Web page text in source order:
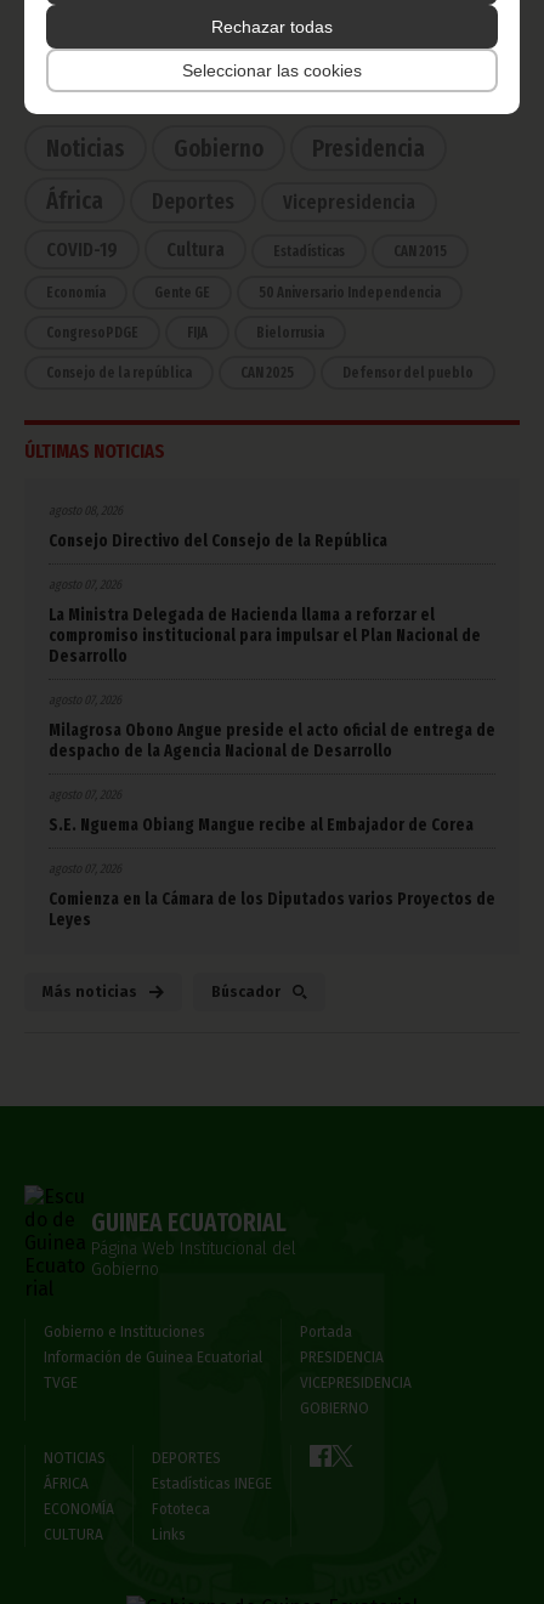
Rechazar todas
Seleccionar las cookies
CATEGORÍAS
Noticias Gobierno
Presidencia
África
Deportes Vicepresidencia
COVID-19 Cultura Estadísticas CAN 2015
Economía Gente GE 50 Aniversario Independencia
CongresoPDGE FIJA Bielorrusia
Consejo de la república CAN 2025 Defensor del pueblo
ÚLTIMAS NOTICIAS
agosto 08, 2026
Consejo Directivo del Consejo de la República
agosto 07, 2026
La Ministra Delegada de Hacienda llama a reforzar el
compromiso institucional para impulsar el Plan Nacional de
Desarrollo
agosto 07, 2026
Milagrosa Obono Angue preside el acto oficial de entrega de
despacho de la Agencia Nacional de Desarrollo
agosto 07, 2026
S.E. Nguema Obiang Mangue recibe al Embajador de Corea
agosto 07, 2026
Comienza en la Cámara de los Diputados varios Proyectos de
Leyes
Más noticias Búscador
GUINEA ECUATORIAL
Página Web Institucional del
Gobierno
Gobierno e Instituciones
Información de Guinea Ecuatorial
TVGE
Portada
PRESIDENCIA
VICEPRESIDENCIA
GOBIERNO
NOTICIAS
ÁFRICA
ECONOMÍA
CULTURA
DEPORTES
Estadísticas INEGE
Fototeca
Links